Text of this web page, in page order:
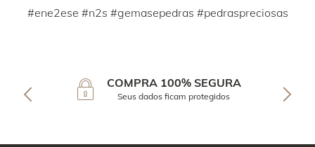
#ene2ese #n2s #gemasepedras #pedraspreciosas
COMPRA 100% SEGURA
Seus dados ficam protegidos